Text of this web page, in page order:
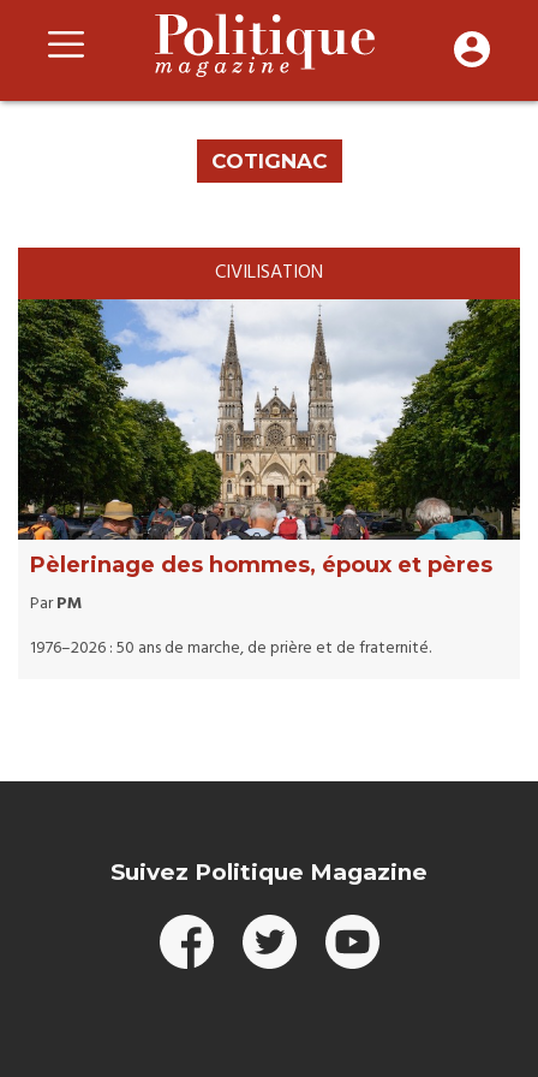
COTIGNAC
CIVILISATION
Pèlerinage des hommes, époux et pères
ParPM
1976–2026 : 50 ans de marche, de prière et de fraternité.
Suivez Politique Magazine